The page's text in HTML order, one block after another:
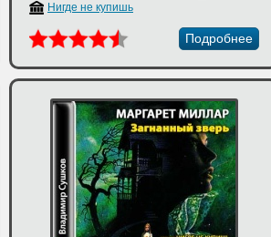
Нигде не купишь
Подробнее